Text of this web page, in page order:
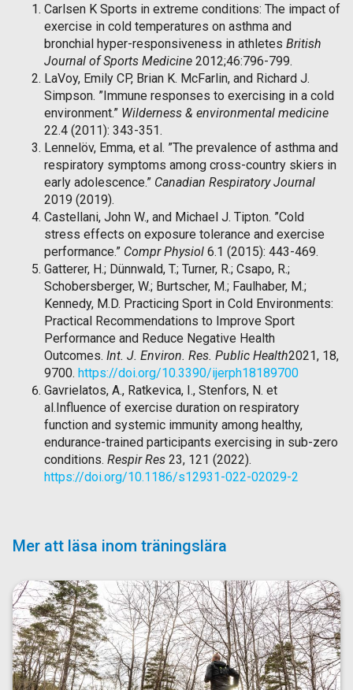
Carlsen K Sports in extreme conditions: The impact of
exercise in cold temperatures on asthma and
bronchial hyper-responsiveness in athletes British
Journal of Sports Medicine 2012;46:796-799.
LaVoy, Emily CP, Brian K. McFarlin, and Richard J.
Simpson. ”Immune responses to exercising in a cold
environment.” Wilderness & environmental medicine
22.4 (2011): 343-351.
Lennelöv, Emma, et al. ”The prevalence of asthma and
respiratory symptoms among cross-country skiers in
early adolescence.” Canadian Respiratory Journal
2019 (2019).
Castellani, John W., and Michael J. Tipton. ”Cold
stress effects on exposure tolerance and exercise
performance.” Compr Physiol 6.1 (2015): 443-469.
Gatterer, H.; Dünnwald, T.; Turner, R.; Csapo, R.;
Schobersberger, W.; Burtscher, M.; Faulhaber, M.;
Kennedy, M.D. Practicing Sport in Cold Environments:
Practical Recommendations to Improve Sport
Performance and Reduce Negative Health
Outcomes. Int. J. Environ. Res. Public Health2021, 18,
9700. https://doi.org/10.3390/ijerph18189700
Gavrielatos, A., Ratkevica, I., Stenfors, N. et
al.Influence of exercise duration on respiratory
function and systemic immunity among healthy,
endurance-trained participants exercising in sub-zero
conditions. Respir Res 23, 121 (2022).
https://doi.org/10.1186/s12931-022-02029-2
Mer att läsa inom träningslära